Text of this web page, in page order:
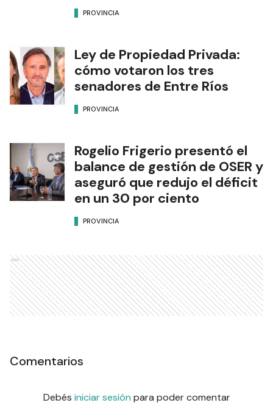
PROVINCIA
Ley de Propiedad Privada:
cómo votaron los tres
senadores de Entre Ríos
PROVINCIA
Rogelio Frigerio presentó el
balance de gestión de OSER y
aseguró que redujo el déficit
en un 30 por ciento
PROVINCIA
Ads
Comentarios
Debés iniciar sesión para poder comentar